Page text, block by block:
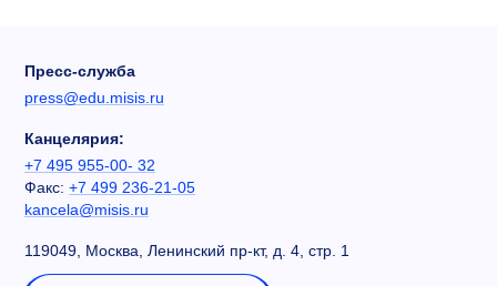
Пресс-служба
press@edu.misis.ru
Канцелярия:
+7 495 955-00- 32
Факс: +7 499 236-21-05
kancela@misis.ru
119049, Москва, Ленинский пр-кт, д. 4, стр. 1